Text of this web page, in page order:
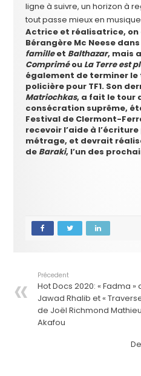
ligne à suivre, un horizon à
tout passe mieux en
Actrice et réalisatrice, on
Bérangère Mc Neese
familleet Balthazar, mais
Compriméou La Terre est
également de terminer le
policière pour TF1. Son
Matriochkas, a fait le tour
consécration suprême,
Festival de Clermont-
recevoir l’aide à
métrage, et devrait
de Baraki, l’un des
Précedent
Hot Docs 2020: « Fadma »
Jawad Rhalib et «
de Joël Richmond Mathieu
Akafou